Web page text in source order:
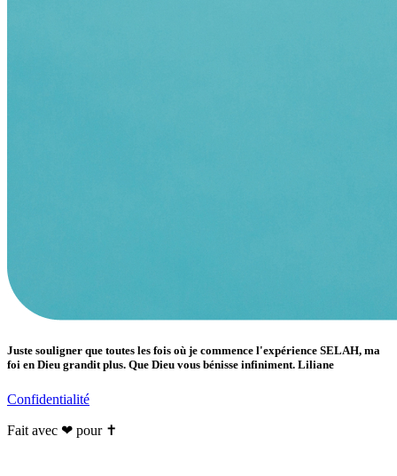
Juste souligner que toutes les fois où je commence l'expérience SELAH, ma
foi en Dieu grandit plus. Que Dieu vous bénisse infiniment. Liliane
Confidentialité
Fait avec ❤ pour ✝️️